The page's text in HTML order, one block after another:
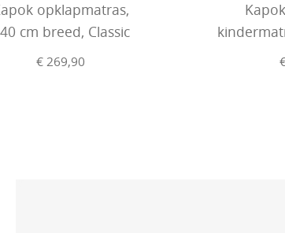
opklapmatras,
cm breed, Classic
€ 269,90